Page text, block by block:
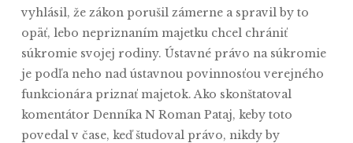
vyhlásil, že zákon porušil zámerne a spravil by to
opäť, lebo nepriznaním majetku chcel chrániť
súkromie svojej rodiny. Ústavné právo na súkromie
je podľa neho nad ústavnou povinnosťou verejného
funkcionára priznať majetok. Ako skonštatoval
komentátor Denníka N Roman Pataj, keby toto
povedal v čase, keď študoval právo, nikdy by